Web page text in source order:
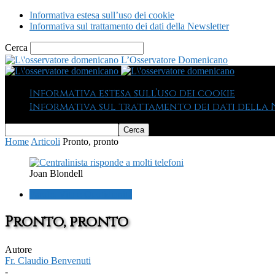
Informativa estesa sull’uso dei cookie
Informativa sul trattamento dei dati della Newsletter
Cerca
L’Osservatore Domenicano
Informativa estesa sull’uso dei cookie
Informativa sul trattamento dei dati della
Home Articoli Pronto, pronto
Joan Blondell
Pronto, pronto
Autore
Fr. Claudio Benvenuti
-